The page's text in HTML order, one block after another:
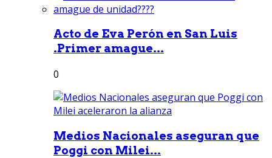
Acto de Eva Perón en San Luis
.Primer amague...
0
Medios Nacionales aseguran que
Poggi con Milei...